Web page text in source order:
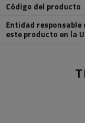
Código del producto
Entidad responsable
este producto en la